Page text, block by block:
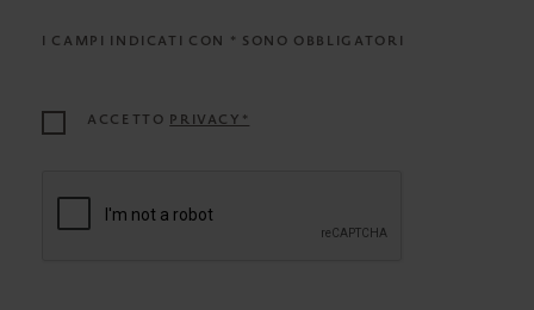
I CAMPI INDICATI CON * SONO OBBLIGATORI
ACCETTO PRIVACY*